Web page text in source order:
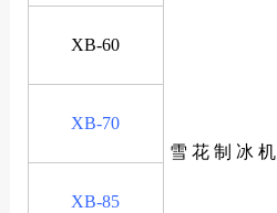
雪 花 制 冰 机
XB-60
XB-70
XB-85